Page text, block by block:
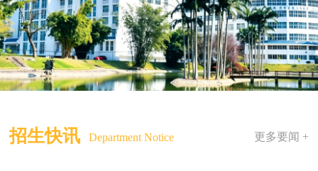
招生快讯 Department Notice 更多要闻 +